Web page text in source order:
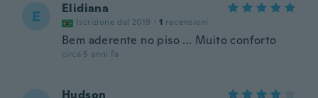
E Elidiana
Iscrizione dal 2019 · 1 recensioni
Bem aderente no piso ... Muito conforto
circa 5 anni fa
Hudson